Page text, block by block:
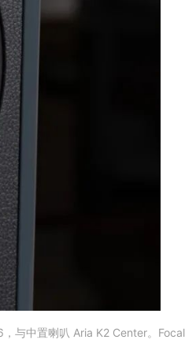
与中置喇叭 Aria K2 Center。